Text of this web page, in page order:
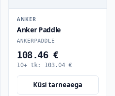
ANKER
Anker Paddle
ANKERPADDLE
108.46 €
10+ tk: 103.04 €
Küsi tarneaega